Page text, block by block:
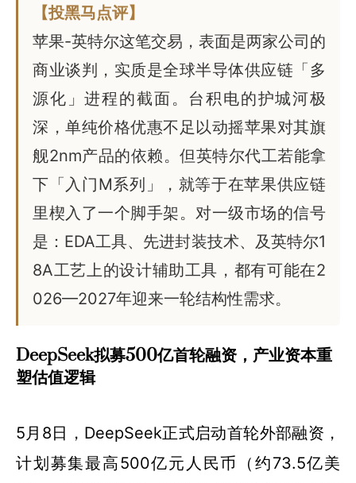
【投黑马点评】
苹果-英特尔这笔交易，表面是两家公司的
商业谈判，实质是全球半导体供应链「多
源化」进程的截面。台积电的护城河极
深，单纯价格优惠不足以动摇苹果对其旗
舰2nm产品的依赖。但英特尔代工若能拿
下「入门M系列」，就等于在苹果供应链
里楔入了一个脚手架。对一级市场的信号
是：EDA工具、先进封装技术、及英特尔1
8A工艺上的设计辅助工具，都有可能在2
026—2027年迎来一轮结构性需求。
DeepSeek拟募500亿首轮融资，产业资本重
塑估值逻辑
5月8日，DeepSeek正式启动首轮外部融资，
计划募集最高500亿元人民币（约73.5亿美